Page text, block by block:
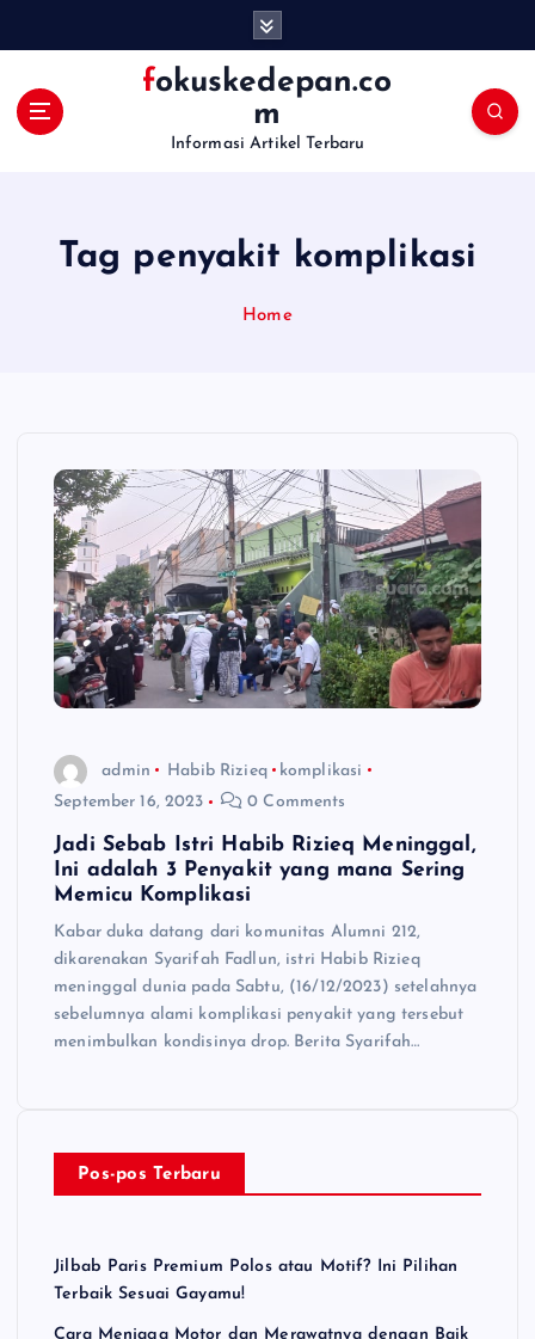
fokuskedepan.co
m
Informasi Artikel Terbaru
Tag penyakit komplikasi
Home
admin Habib Rizieq
komplikasi
September 16, 2023
0 Comments
Jadi Sebab Istri Habib Rizieq Meninggal,
Ini adalah 3 Penyakit yang mana Sering
Memicu Komplikasi
Kabar duka datang dari komunitas Alumni 212,
dikarenakan Syarifah Fadlun, istri Habib Rizieq
meninggal dunia pada Sabtu, (16/12/2023) setelahnya
sebelumnya alami komplikasi penyakit yang tersebut
menimbulkan kondisinya drop. Berita Syarifah…
Pos-pos Terbaru
Jilbab Paris Premium Polos atau Motif? Ini Pilihan
Terbaik Sesuai Gayamu!
Cara Menjaga Motor dan Merawatnya dengan Baik